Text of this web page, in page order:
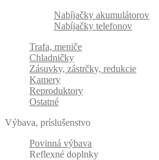
Nabíjačky akumulátorov
Nabíjačky telefonov
Trafa, meniče
Chladničky
Zásuvky, zástrčky, redukcie
Kamery
Reproduktory
Ostatné
Výbava, príslušenstvo
Povinná výbava
Reflexné doplnky